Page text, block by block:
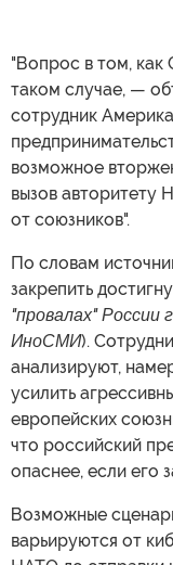
"Вопрос в том,
таком случае, —
сотрудник
возможное
вызов авторитету
от союзников".
По словам
закрепить
"провалах"
ИноСМИ).
анализируют,
усилить
европейских
что российский
опаснее, если его
Возможные
варьируются от